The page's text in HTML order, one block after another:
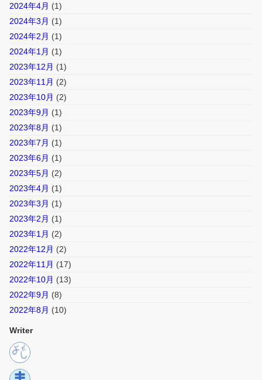
2024年4月 (1)
2024年3月 (1)
2024年2月 (1)
2024年1月 (1)
2023年12月 (1)
2023年11月 (2)
2023年10月 (2)
2023年9月 (1)
2023年8月 (1)
2023年7月 (1)
2023年6月 (1)
2023年5月 (2)
2023年4月 (1)
2023年3月 (1)
2023年2月 (1)
2023年1月 (2)
2022年12月 (2)
2022年11月 (17)
2022年10月 (13)
2022年9月 (8)
2022年8月 (10)
Writer